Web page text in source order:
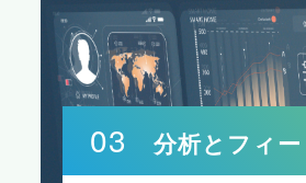
03 分析とフィ